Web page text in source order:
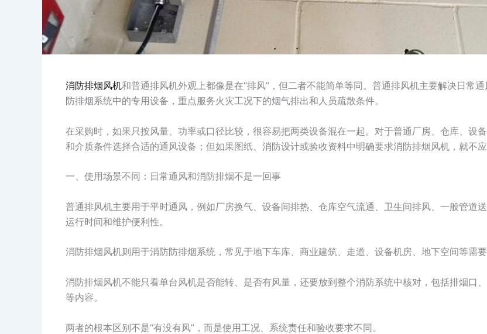
消防排烟风机和普通排风机外观上都像是在“排风”，但二者不能简单等同。普通排风机主要解决日常
防排烟系统中的专用设备，重点服务火灾工况下的烟气排出和人员疏散条件。
在采购时，如果只按风量、功率或口径比较，很容易把两类设备混在一起。对于普通厂房、仓库、设
和介质条件选择合适的通风设备；但如果图纸、消防设计或验收资料中明确要求消防排烟风机，就不应
一、使用场景不同：日常通风和消防排烟不是一回事
普通排风机主要用于平时通风，例如厂房换气、设备间排热、仓库空气流通、卫生间排风、一般管道
运行时间和维护便利性。
消防排烟风机则用于消防防排烟系统，常见于地下车库、商业建筑、走道、设备机房、地下空间等需要
消防排烟风机不能只看单台风机是否能转、是否有风量，还要放到整个消防系统中核对，包括排烟口
等内容。
两者的根本区别不是“有没有风”，而是使用工况、系统责任和验收要求不同。